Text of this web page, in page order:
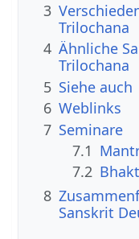
3
Trilochana
4 Ähnliche
Trilochana
5 Siehe auch
6 Weblinks
7 Seminare
7.1
7.2
8
Sanskrit